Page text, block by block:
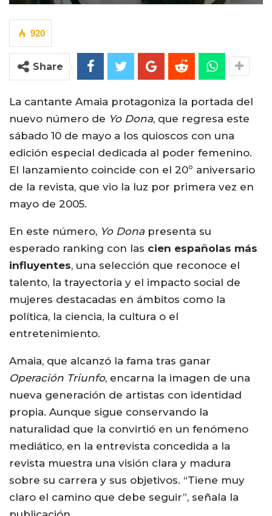
920
Share
La cantante Amaia protagoniza la portada del
nuevo número de Yo Dona, que regresa este
sábado 10 de mayo a los quioscos con una
edición especial dedicada al poder femenino.
El lanzamiento coincide con el 20º aniversario
de la revista, que vio la luz por primera vez en
mayo de 2005.
En este número, Yo Donapresenta su
esperado ranking con las cien españolas más
influyentes, una selección que reconoce el
talento, la trayectoria y el impacto social de
mujeres destacadas en ámbitos como la
política, la ciencia, la cultura o el
entretenimiento.
Amaia, que alcanzó la fama tras ganar
Operación Triunfo, encarna la imagen de una
nueva generación de artistas con identidad
propia. Aunque sigue conservando la
naturalidad que la convirtió en un fenómeno
mediático, en la entrevista concedida a la
revista muestra una visión clara y madura
sobre su carrera y sus objetivos. “Tiene muy
claro el camino que debe seguir”, señala la